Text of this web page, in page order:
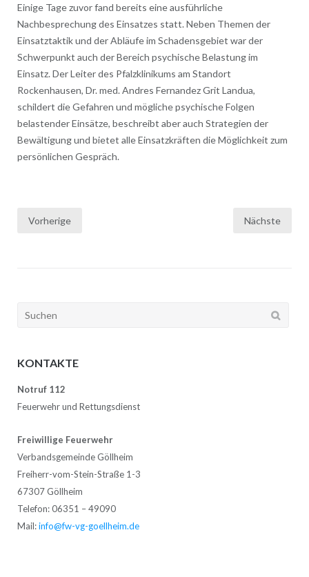
Einige Tage zuvor fand bereits eine ausführliche
Nachbesprechung des Einsatzes statt. Neben Themen der
Einsatztaktik und der Abläufe im Schadensgebiet war der
Schwerpunkt auch der Bereich psychische Belastung im
Einsatz. Der Leiter des Pfalzklinikums am Standort
Rockenhausen, Dr. med. Andres Fernandez Grit Landua,
schildert die Gefahren und mögliche psychische Folgen
belastender Einsätze, beschreibt aber auch Strategien der
Bewältigung und bietet alle Einsatzkräften die Möglichkeit zum
persönlichen Gespräch.
Seitennummerierung
Vorherige Nächste
Suchen
KONTAKTE
Notruf 112
Feuerwehr und Rettungsdienst
Freiwillige Feuerwehr
Verbandsgemeinde Göllheim
Freiherr-vom-Stein-Straße 1-3
67307 Göllheim
Telefon: 06351 – 49090
Mail:info@fw-vg-goellheim.de